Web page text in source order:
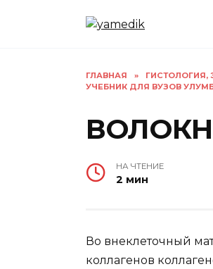
ГЛАВНАЯ » ГИСТОЛОГИЯ,
УЧЕБНИК ДЛЯ ВУЗОВ
НА ЧТЕНИЕ
2 мин
Во внеклеточный
коллагенов